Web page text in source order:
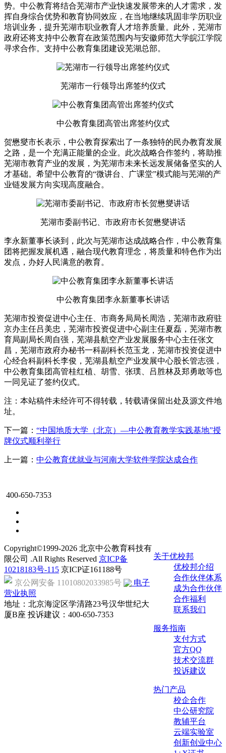
势。中公教育将结合芜湖市产业快速发展带来的人才需求，发
挥自身综合优势和教育协同效应，在当地继续巩固非学历职业
培训业务，提升芜湖市职业教育人才培养质量。此外，芜湖市
政府还将支持中公教育在政策范围内与安徽师范大学皖江学院
寻求合作。支持中公教育集团建设芜湖总部。
芜湖市一行领导出席签约仪式
中公教育集团高管出席签约仪式
贺懋燮市长表示，中公教育探索出了一条独特的民办教育发展
之路，是一个充满正能量的企业。此次战略合作签约，将助推
芜湖市教育产业的发展，为芜湖市未来长远发展储备坚实的人
才基础。希望中公教育的“微讲台、广课堂”模式能与芜湖的产
业链发展方向实现高度融合。
芜湖市委副书记、市政府市长贺懋燮讲话
李永新董事长谈到，此次与芜湖市达成战略合作，中公教育集
团将把握发展机遇，融合现代教育理念，将质量和特色作为出
发点，办好人民满意的教育。
中公教育集团李永新董事长讲话
芜湖市投资促进中心主任、市商务局局长周浩，芜湖市政府驻
京办主任吕美忠，芜湖市投资促进中心副主任夏磊，芜湖市教
育局副局长周自强，芜湖县航空产业发展服务中心主任张文
昌，芜湖市政府办秘书一科副科长范玉龙，芜湖市投资促进中
心经合科副科长李俊，芜湖县航空产业发展中心股长管志强，
中公教育集团高管桂红植、胡雪、张璞、吕胜林及郑勇敢等也
一同见证了签约仪式。
注：本站稿件未经许可不得转载，转载请保留出处及源文件地
址。
下一篇： “中国地质大学（北京）—中公教育教学实践基地”授
牌仪式顺利举行
上一篇： 中公教育优就业与河南大学软件学院达成合作
400-650-7353
关于优校邦
优校邦介绍
合作伙伴体系
成为合作伙伴
合作福利
联系我们
服务指南
支付方式
官方QQ
技术交流群
投诉建议
热门产品
校企合作
中公研究院
教辅平台
云端实验室
创新创业中心
Copyright©1999-2026 北京中公教育科技有
限公司 .All Rights Reserved 京ICP备
10218183号-115 京ICP证161188号
京公网安备 11010802033985号
电子
营业执照
地址：北京海淀区学清路23号汉华世纪大
厦B座 投诉建议：400-650-7353